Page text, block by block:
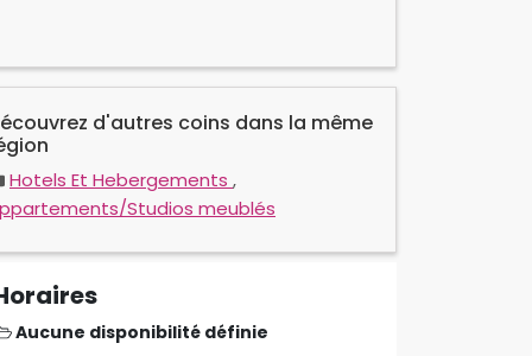
d'autres coins dans la même
Hotels Et Hebergements ,
Studios meublés
Aucune disponibilité définie